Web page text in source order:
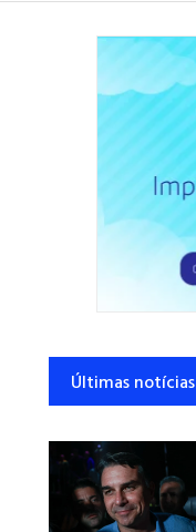
Últimas notícias